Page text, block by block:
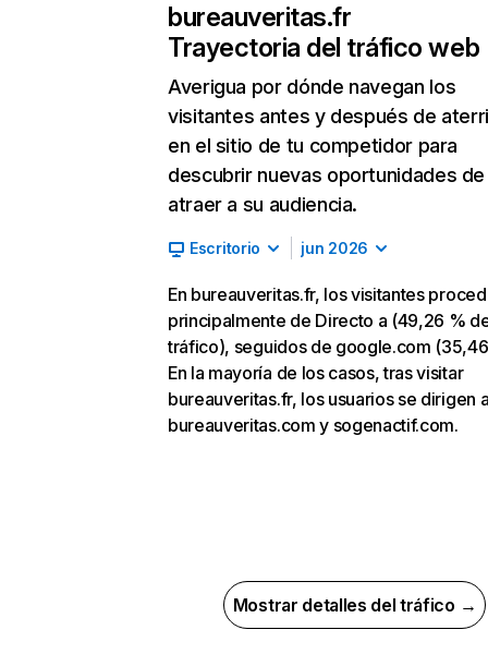
bureauveritas.fr
Trayectoria del tráfico web
Averigua por dónde navegan los
visitantes antes y después de
en el sitio de tu competidor para
descubrir nuevas oportunidades de
atraer a su audiencia.
Escritorio jun 2026
En bureauveritas.fr, los visitantes
principalmente de Directo a (49,26 %
tráfico), seguidos de google.com
En la mayoría de los casos, tras visitar
bureauveritas.fr, los usuarios se dirigen
bureauveritas.com y sogenactif.com.
Mostrar detalles del tráfico →